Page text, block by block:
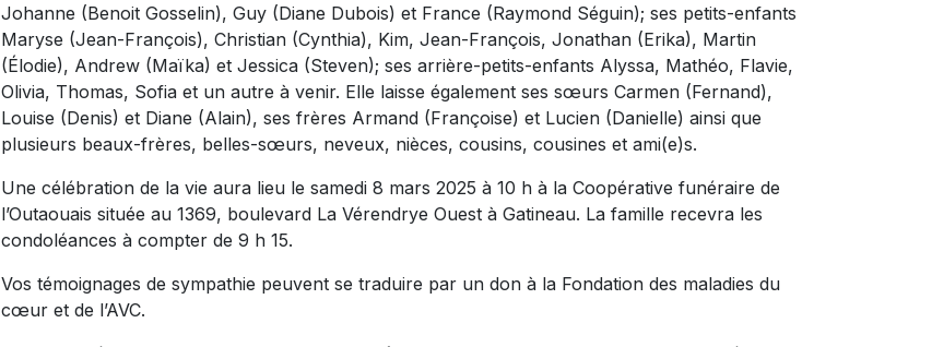
Johanne (Benoit Gosselin), Guy (Diane Dubois) et France (Raymond Séguin); ses petits-enfants
Maryse (Jean-François), Christian (Cynthia), Kim, Jean-François, Jonathan (Erika), Martin
(Élodie), Andrew (Maïka) et Jessica (Steven); ses arrière-petits-enfants Alyssa, Mathéo, Flavie,
Olivia, Thomas, Sofia et un autre à venir. Elle laisse également ses sœurs Carmen (Fernand),
Louise (Denis) et Diane (Alain), ses frères Armand (Françoise) et Lucien (Danielle) ainsi que
plusieurs beaux-frères, belles-sœurs, neveux, nièces, cousins, cousines et ami(e)s.
Une célébration de la vie aura lieu le samedi 8 mars 2025 à 10 h à la Coopérative funéraire de
l’Outaouais située au 1369, boulevard La Vérendrye Ouest à Gatineau. La famille recevra les
condoléances à compter de 9 h 15.
Vos témoignages de sympathie peuvent se traduire par un don à la Fondation des maladies du
cœur et de l’AVC.